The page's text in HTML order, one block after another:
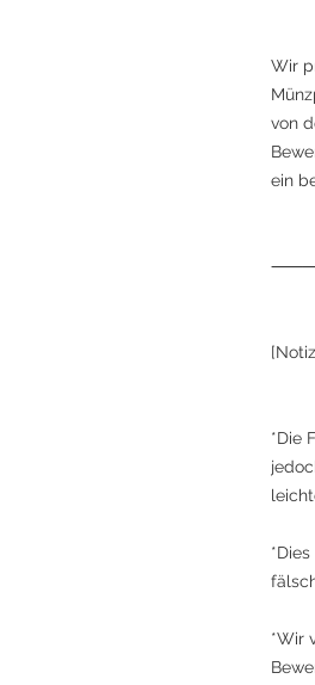
Wir
von
ein
*Die
*Wir